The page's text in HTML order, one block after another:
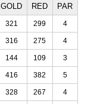
GOLD RED PAR
321 299 4
316 275 4
144 109 3
416 382 5
328 267 4